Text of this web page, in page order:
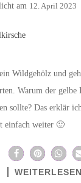
am 12. April 2023
Wildgehölz und
Warum der
sollte? Das erklär
einfach weiter 🙂
WEITERLESEN